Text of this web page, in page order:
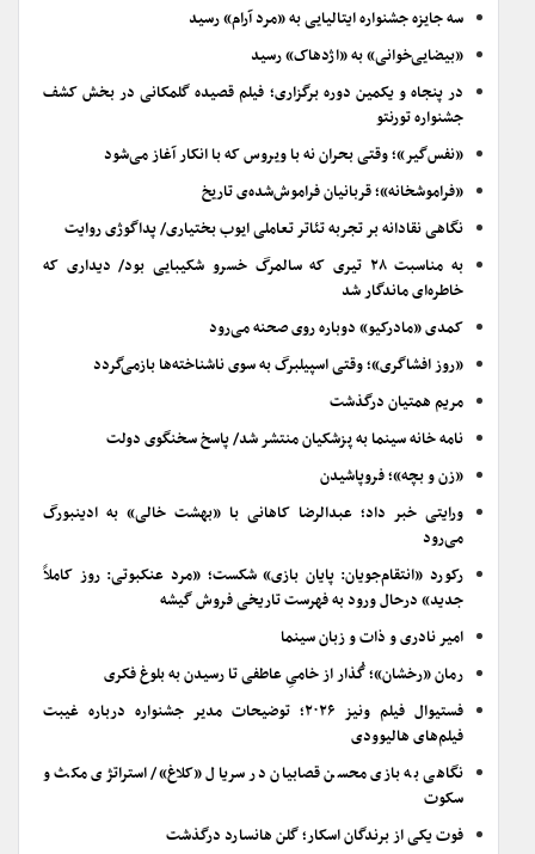
سه جایزه جشنواره ایتالیایی به «مرد آرام» رسید
«بیضایی‌خوانی» به «اژدهاک» رسید
در پنجاه و یکمین دوره برگزاری؛ فیلم قصیده گلمکانی در بخش کشف
جشنواره تورنتو
«نفس‌گیر»؛ وقتی بحران نه با ویروس که با انکار آغاز می‌شود
«فراموشخانه»؛ قربانیان فراموش‌شده‌ی تاریخ
نگاهی نقادانه بر تجربه تئاتر تعاملی ایوب بختیاری/ پداگوژی روایت
به مناسبت ۲۸ تیری که سالمرگ خسرو شکیبایی بود/ دیداری که
خاطره‌ای ماندگار شد
کمدی «مادرکیو» دوباره روی صحنه می‌رود
«روز افشاگری»؛ وقتی اسپیلبرگ به سوی ناشناخته‌ها بازمی‌گردد
مریم همتیان درگذشت
نامه خانه سینما به پزشکیان منتشر شد/ پاسخ سخنگوی دولت
«زن و بچه»؛ فروپاشیدن
ورایتی خبر داد؛ عبدالرضا کاهانی با «بهشت خالی» به ادینبورگ
می‌رود
رکورد «انتقام‌جویان: پایان بازی» شکست؛ «مرد عنکبوتی: روز کاملاً
جدید» درحال ورود به فهرست تاریخی فروش گیشه
امیر نادری و ذات و زبان سینما
رمان «رخشان»؛ گُذار از خامیِ عاطفی تا رسیدن به بلوغ فکری
فستیوال فیلم ونیز ۲۰۲۶؛ توضیحات مدیر جشنواره درباره غیبت
فیلم‌های هالیوودی
نگاهی به بازی محسن قصابیان در سریال «کلاغ»/ استراتژی مکث و
سکوت
فوت یکی از برندگان اسکار؛ گلن هانسارد درگذشت